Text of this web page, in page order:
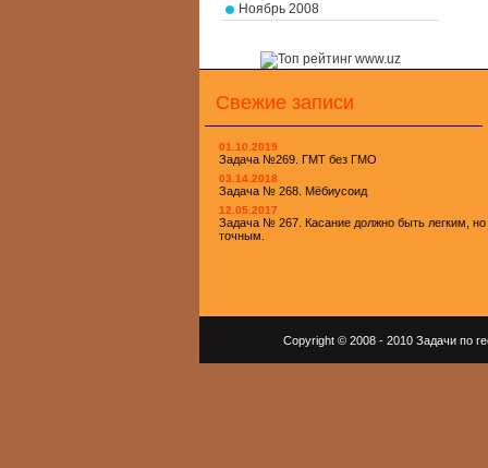
Ноябрь 2008
Свежие записи
01.10.2019
Задача №269. ГМТ без ГМО
03.14.2018
Задача № 268. Мёбиусоид
12.05.2017
Задача № 267. Касание должно быть легким, но
точным.
Copyright © 2008 - 2010 Задачи по